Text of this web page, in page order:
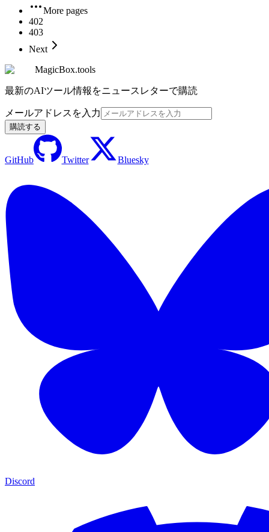
More pages
402
403
Next
MagicBox.tools
最新のAIツール情報をニュースレターで購読
メールアドレスを入力
購読する
GitHub Twitter Bluesky
Discord